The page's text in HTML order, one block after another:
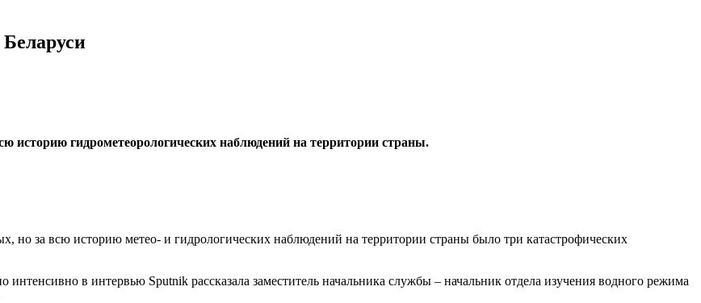
историю гидрометеорологических наблюдений на территории страны.
но за всю историю метео- и гидрологических наблюдений на территории страны было три катастрофических
в интервью Sputnik рассказала заместитель начальника службы – начальник отдела изучения водного режима